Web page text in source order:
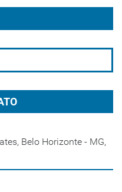
Belo Horizonte - MG,